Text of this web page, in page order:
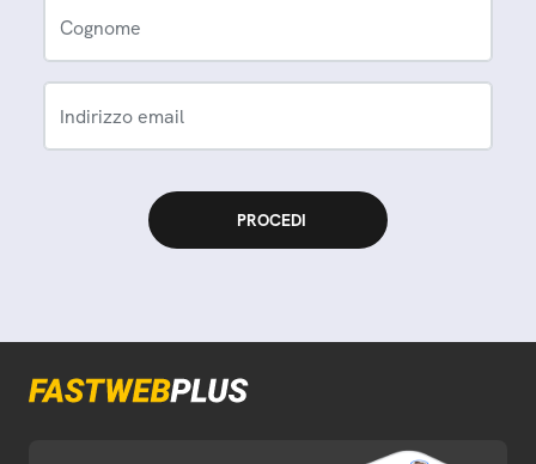
Cognome
Indirizzo email